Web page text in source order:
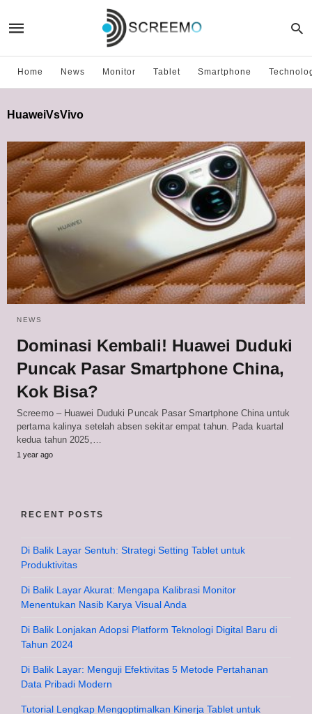
Home News Monitor Tablet Smartphone
HuaweiVsVivo
NEWS
Dominasi Kembali! Huawei Duduki
Puncak Pasar Smartphone China,
Kok Bisa?
Screemo – Huawei Duduki Puncak Pasar Smartphone China untuk
pertama kalinya setelah absen sekitar empat tahun. Pada kuartal
kedua tahun 2025,…
1 year ago
RECENT POSTS
Di Balik Layar Sentuh: Strategi Setting Tablet untuk
Produktivitas
Di Balik Layar Akurat: Mengapa Kalibrasi Monitor
Menentukan Nasib Karya Visual Anda
Di Balik Lonjakan Adopsi Platform Teknologi Digital Baru di
Tahun 2024
Di Balik Layar: Menguji Efektivitas 5 Metode Pertahanan
Data Pribadi Modern
Tutorial Lengkap Mengoptimalkan Kinerja Tablet untuk